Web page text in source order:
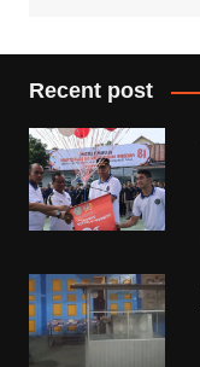
Recent post